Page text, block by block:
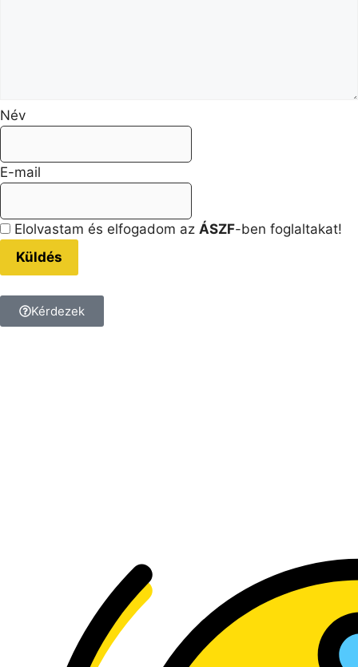
Név
E-mail
Elolvastam és elfogadom az ÁSZF-ben foglaltakat!
Küldés
Kérdezek